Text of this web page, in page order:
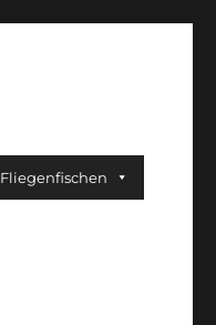
Fliegenfischen